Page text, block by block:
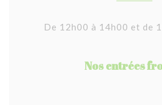
De 12h00 à 14h00 et de
Nos entrées